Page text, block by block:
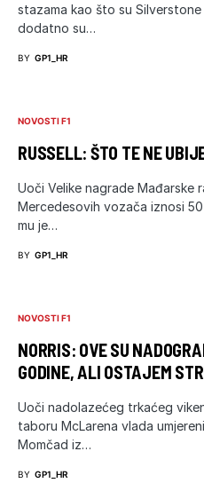
stazama kao što su
dodatno su…
BY GP1_HR
NOVOSTI F1
RUSSELL: ŠTO TE NE
Uoči Velike nagrade Mađarske
Mercedesovih vozača iznosi
mu je…
BY GP1_HR
NOVOSTI F1
NORRIS: OVE SU
GODINE, ALI OSTAJEM
Uoči nadolazećeg trkaćeg
taboru McLarena vlada
Momčad iz…
BY GP1_HR